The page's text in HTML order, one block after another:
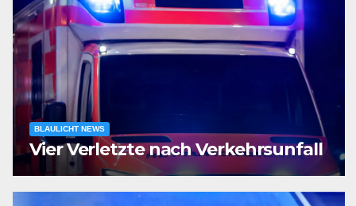
BLAULICHT NEWS
Vier Verletzte nach Verkehrsunfall